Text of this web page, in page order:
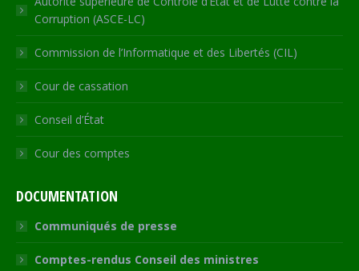
Corruption (ASCE-LC)
Commission de l’Informatique et des Libertés (CIL)
Cour de cassation
Conseil d’État
Cour des comptes
DOCUMENTATION
Communiqués de presse
Comptes-rendus Conseil des ministres